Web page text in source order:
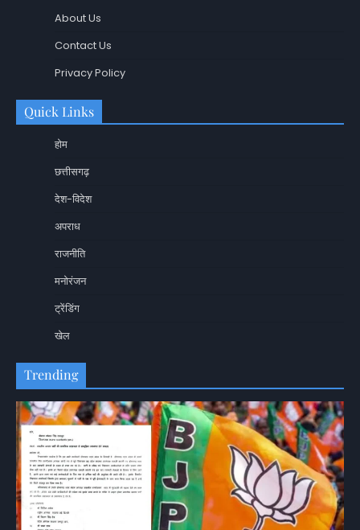
About Us
Contact Us
Privacy Policy
Quick Links
होम
छत्तीसगढ़
देश-विदेश
अपराध
राजनीति
मनोरंजन
ट्रेंडिंग
खेल
Trending